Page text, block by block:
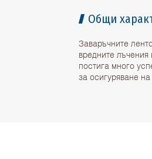
Общи
Заваръчните
вредните
постига много
за осигуряване